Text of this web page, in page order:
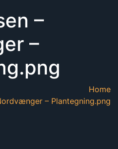
–
–
Home
– Plantegning.png